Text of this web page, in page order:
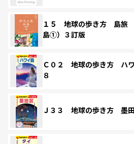
１５ 地球の歩き方 島旅
島①）３訂版
Ｃ０２ 地球の歩き方 ハ
８
Ｊ３３ 地球の歩き方 墨